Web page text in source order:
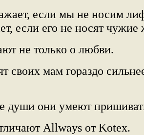
если мы не носим
если его не носят
не только о любви.
своих мам гораздо
души они умеют
Allways от Kotex.